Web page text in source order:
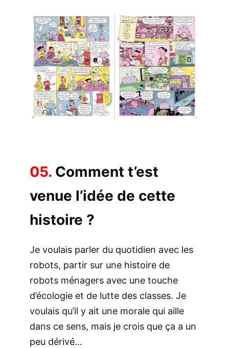
05. Comment t’est
venue l’idée de cette
histoire ?
Je voulais parler du quotidien avec les
robots, partir sur une histoire de
robots ménagers avec une touche
d’écologie et de lutte des classes. Je
voulais qu’il y ait une morale qui aille
dans ce sens, mais je crois que ça a un
peu dérivé…